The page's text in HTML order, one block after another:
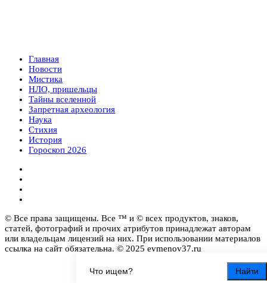
Найти
Главная
Новости
Мистика
НЛО, пришельцы
Тайны вселенной
Запретная археология
Наука
Стихия
История
Гороскоп 2026
© Все права защищены. Все ™ и © всех продуктов, знаков,
статей, фотографий и прочих атрибутов принадлежат авторам
или владельцам лицензий на них. При использовании материалов
ссылка на сайт обязательна. © 2025 evmenov37.ru